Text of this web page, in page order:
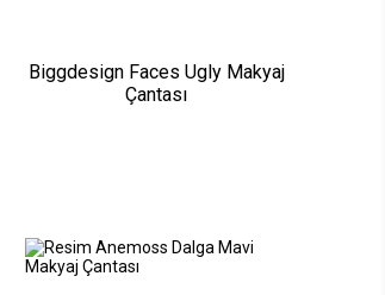
Biggdesign Faces Ugly Makyaj
Çantası